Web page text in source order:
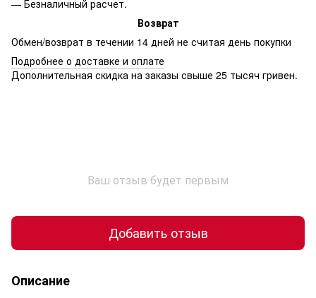
— Безналичный расчет.
Возврат
Обмен/возврат в течении 14 дней не считая день покупки
Подробнее о доставке и оплате
Дополнительная скидка на заказы свыше 25 тысяч гривен.
Ваш отзыв будет первым
Добавить отзыв
Описание